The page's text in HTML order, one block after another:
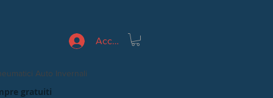
Accedi
Auto Invernali
gratuiti